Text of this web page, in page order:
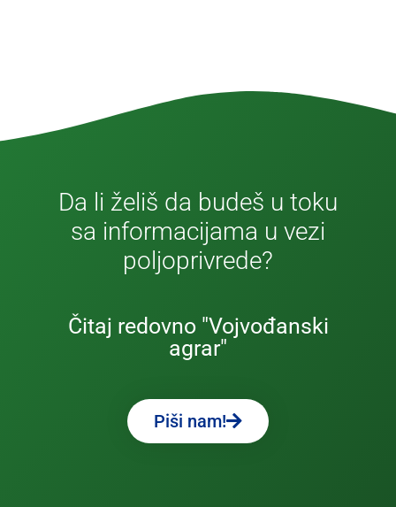
Da li želiš da budeš u toku
sa informacijama u vezi
poljoprivrede?
Čitaj redovno "Vojvođanski
agrar"
Piši nam!